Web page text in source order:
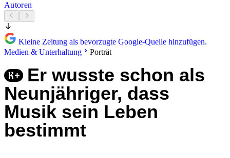
Autoren
Kleine Zeitung als bevorzugte Google-Quelle hinzufügen.
Medien & Unterhaltung
Porträt
Er wusste schon als
Neunjähriger, dass
Musik sein Leben
bestimmt